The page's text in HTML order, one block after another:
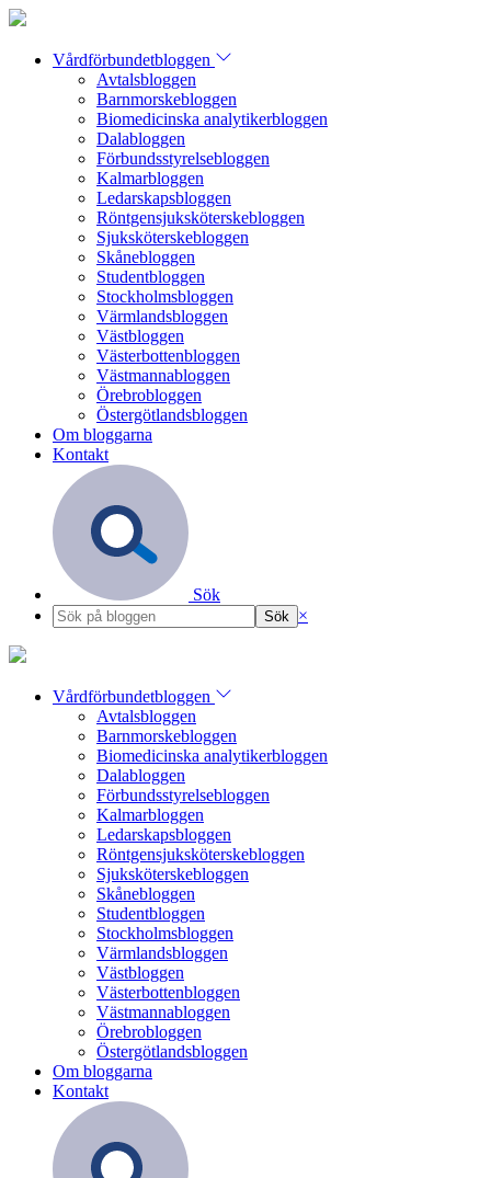
Vårdförbundetbloggen
Avtalsbloggen
Barnmorskebloggen
Biomedicinska analytikerbloggen
Dalabloggen
Förbundsstyrelsebloggen
Kalmarbloggen
Ledarskapsbloggen
Röntgensjuksköterskebloggen
Sjuksköterskebloggen
Skånebloggen
Studentbloggen
Stockholmsbloggen
Värmlandsbloggen
Västbloggen
Västerbottenbloggen
Västmannabloggen
Örebrobloggen
Östergötlandsbloggen
Om bloggarna
Kontakt
Sök
×
Vårdförbundetbloggen
Avtalsbloggen
Barnmorskebloggen
Biomedicinska analytikerbloggen
Dalabloggen
Förbundsstyrelsebloggen
Kalmarbloggen
Ledarskapsbloggen
Röntgensjuksköterskebloggen
Sjuksköterskebloggen
Skånebloggen
Studentbloggen
Stockholmsbloggen
Värmlandsbloggen
Västbloggen
Västerbottenbloggen
Västmannabloggen
Örebrobloggen
Östergötlandsbloggen
Om bloggarna
Kontakt